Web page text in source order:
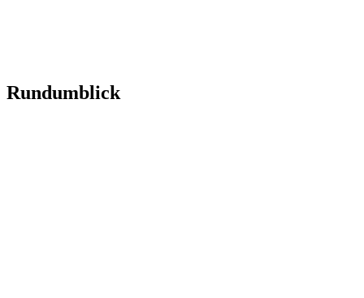
Rundumblick